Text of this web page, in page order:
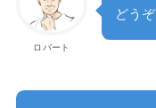
ロバート
どう